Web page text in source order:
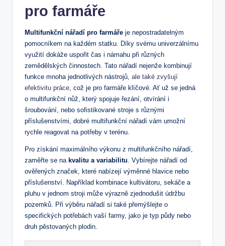
pro farmáře
Multifunkční nářadí pro farmáře je nepostradatelným
pomocníkem na každém statku. Díky svému univerzálnímu
využití dokáže uspořit čas i námahu při různých
zemědělských činnostech. Tato nářadí nejenže kombinují
funkce mnoha jednotlivých nástrojů, ale také zvyšují
efektivitu práce, což je pro farmáře klíčové. Ať už se jedná
o multifunkční nůž, který spojuje řezání, otvírání i
šroubování, nebo sofistikované stroje s různými
příslušenstvími, dobré multifunkční nářadí vám umožní
rychle reagovat na potřeby v terénu.
Pro získání maximálního výkonu z multifunkčního nářadí,
zaměřte se na kvalitu a variabilitu. Vybírejte nářadí od
ověřených značek, které nabízejí výměnné hlavice nebo
příslušenství. Například kombinace kultivátoru, sekáče a
pluhu v jednom stroji může výrazně zjednodušit údržbu
pozemků. Při výběru nářadí si také přemýšlejte o
specifických potřebách vaší farmy, jako je typ půdy nebo
druh pěstovaných plodin.